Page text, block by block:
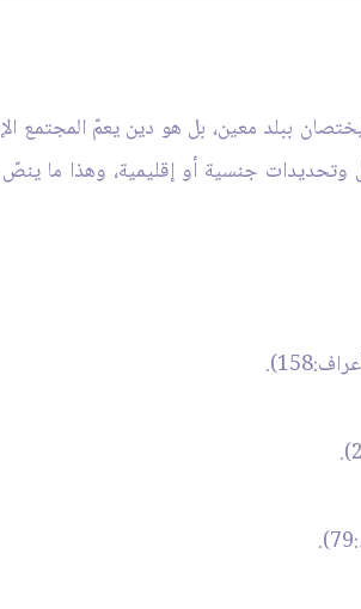
ببلد معين، بل هو دين يعمّ المجتمع
وتحديدات جنسية أو إقليمية، وهذا ما